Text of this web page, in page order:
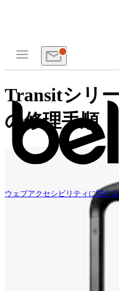
ウェブアクセシビリティに関す
Transitシリ
の修理手順